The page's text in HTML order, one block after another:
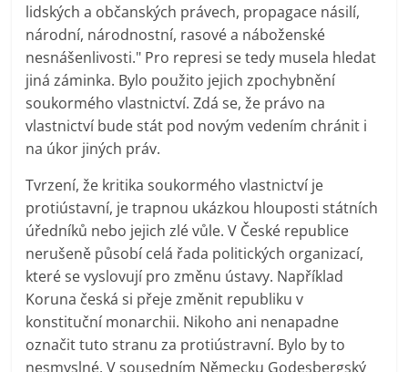
lidských a občanských právech, propagace násilí,
národní, národnostní, rasové a náboženské
nesnášenlivosti." Pro represi se tedy musela hledat
jiná záminka. Bylo použito jejich zpochybnění
soukormého vlastnictví. Zdá se, že právo na
vlastnictví bude stát pod novým vedením chránit i
na úkor jiných práv.
Tvrzení, že kritika soukormého vlastnictví je
protiústavní, je trapnou ukázkou hlouposti státních
úředníků nebo jejich zlé vůle. V České republice
nerušeně působí celá řada politických organizací,
které se vyslovují pro změnu ústavy. Například
Koruna česká si přeje změnit republiku v
konstituční monarchii. Nikoho ani nenapadne
označit tuto stranu za protiústravní. Bylo by to
nesmyslné. V sousedním Německu Godesbergský